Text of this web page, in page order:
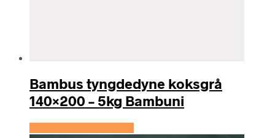
Bambus tyngdedyne koksgrå
140×200 – 5kg Bambuni